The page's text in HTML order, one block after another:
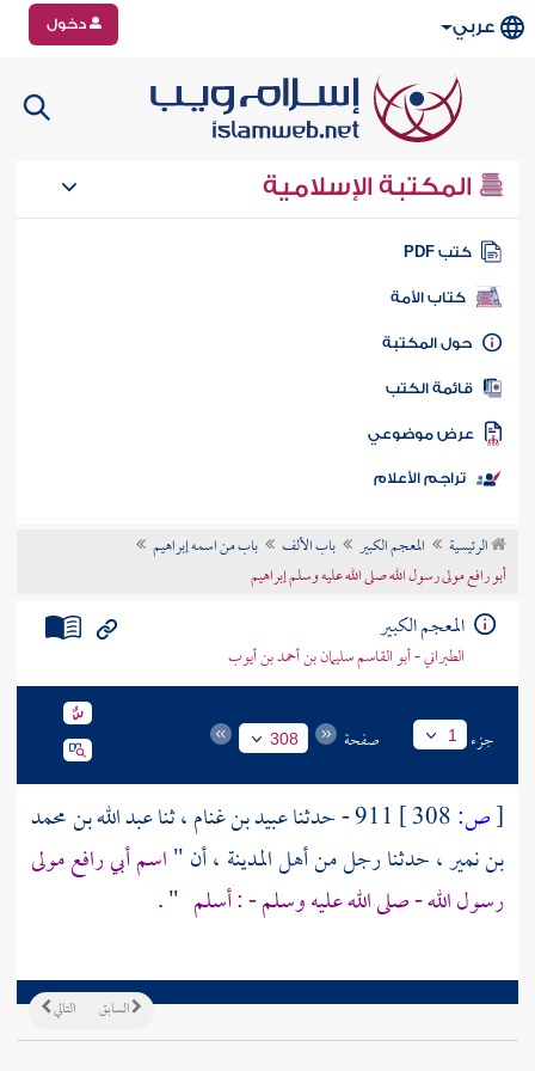
عربي دخول
المكتبة الإسلامية
كتب PDF
كتاب الأمة
المكتبة
الكتب
موضوعي
تراجم الأعلام
الرئيسية المعجم الكبير باب الألف
باب من اسمه إبراهيم
أبو رافع مولى رسول الله صلى الله عليه وسلم إبراهيم
المعجم الكبير
الطبراني - أبو القاسم سليمان بن أحمد بن أيوب
جزء 1 صفحة 308
[ص: 911 - حدثنا عبيد بن غنام ، ثنا
عبد الله بن محمد
بن نمير، حدثنا رجل من أهلالمدينة ، أن "اسمأبي رافعمولى
رسول الله - صلى الله عليه وسلم - :أسلم " .
التالي السابق